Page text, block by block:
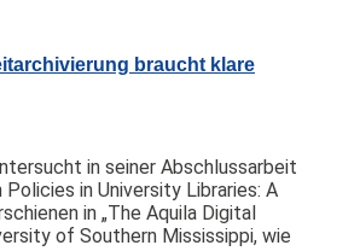
braucht klare
in seiner Abschlussarbeit
in University Libraries: A
in „The Aquila Digital
of Southern Mississippi, wie